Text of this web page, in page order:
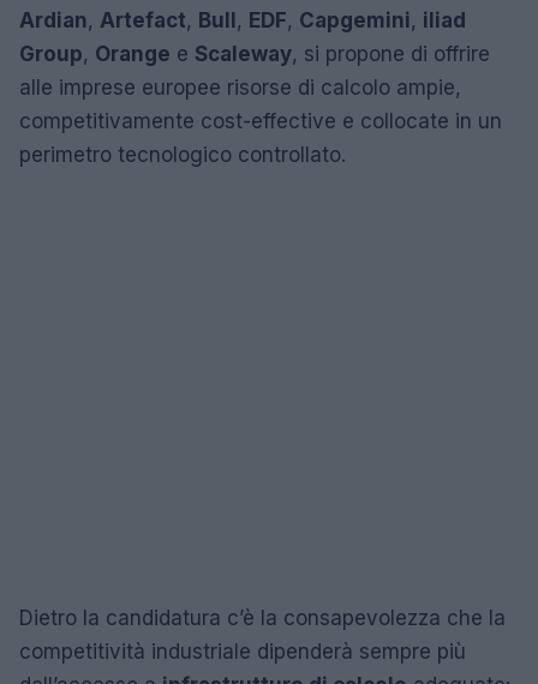
Ardian, Artefact, Bull , EDF, Capgemini, iliad
Group, Orange e Scaleway, si propone di offrire
alle imprese europee risorse di calcolo ampie,
competitivamente cost-effective e collocate in un
perimetro tecnologico controllato.
Dietro la candidatura c’è la consapevolezza che la
competitività industriale dipenderà sempre più